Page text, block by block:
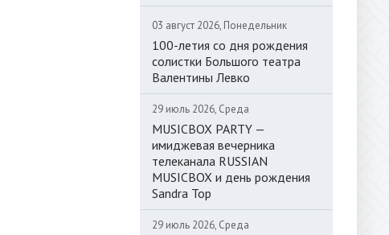
03 август 2026, Понедельник
100-летия со дня рождения
солистки Большого театра
Валентины Левко
29 июль 2026, Среда
MUSICBOX PARTY —
имиджевая вечерника
телеканала RUSSIAN
MUSICBOX и день рождения
Sandra Top
29 июль 2026, Среда